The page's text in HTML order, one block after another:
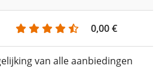
0,00 €
van alle aanbiedingen